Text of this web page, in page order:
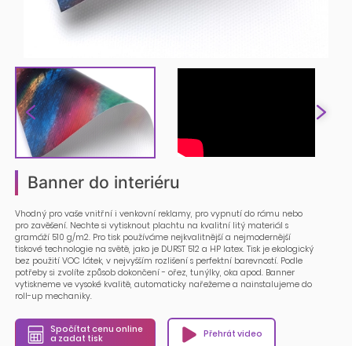
Banner do interiéru
Vhodný pro vaše vnitřní i venkovní reklamy, pro vypnutí do rámu nebo
pro zavěšení. Nechte si vytisknout plachtu na kvalitní litý materiál s
gramáží 510 g/m2. Pro tisk používáme nejkvalitnější a nejmodernější
tiskové technologie na světě, jako je DURST 512 a HP latex. Tisk je ekologický
bez použití VOC látek, v nejvyšším rozlišení s perfektní barevností. Podle
potřeby si zvolíte způsob dokončení - ořez, tunýlky, oka apod. Banner
vytiskneme ve vysoké kvalitě, automaticky nařežeme a nainstalujeme do
roll-up mechaniky.
Spočítat cenu online
a zadat tisk
Přehrát video